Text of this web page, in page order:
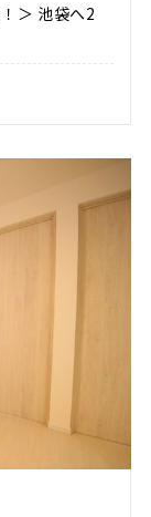
＞ 池袋へ2